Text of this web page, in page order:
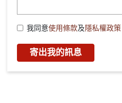
我同意使用條款及隱私權政策
寄出我的訊息